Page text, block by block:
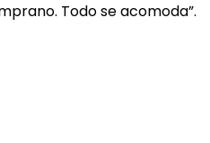
Todo se acomoda”.